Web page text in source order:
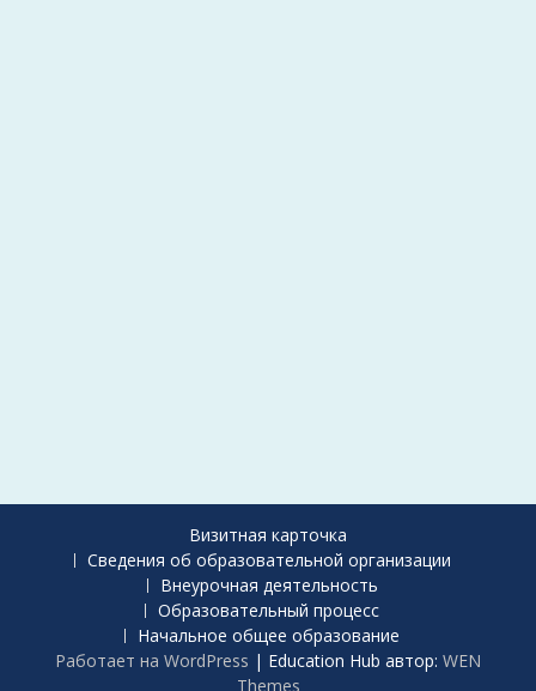
Визитная карточка
Сведения об образовательной организации
Внеурочная деятельность
Образовательный процесс
Начальное общее образование
Работает на WordPress | Education Hub автор: WEN
Themes